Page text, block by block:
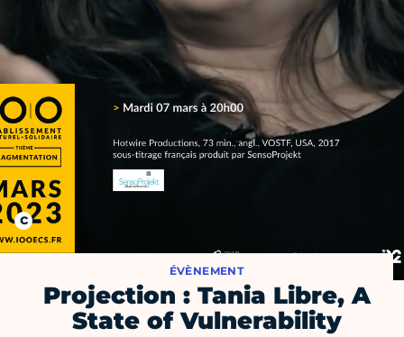
ÉVÈNEMENT
Projection : Tania Libre, A
State of Vulnerability